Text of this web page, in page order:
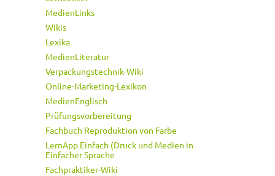
MedienLinks
Wikis
Lexika
MedienLiteratur
Verpackungstechnik-Wiki
Online-Marketing-Lexikon
MedienEnglisch
Prüfungsvorbereitung
Fachbuch Reproduktion von Farbe
LernApp Einfach (Druck und Medien in
Einfacher Sprache
Fachpraktiker-Wiki